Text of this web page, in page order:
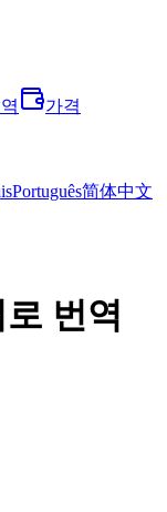
가격
Português简体中文
번역